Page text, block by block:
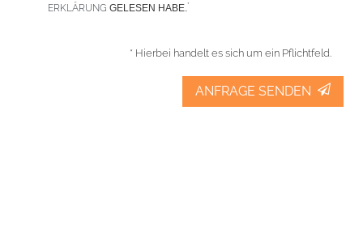
ERKLÄRUNG GELESEN HABE.*
* Hierbei handelt es sich um ein Pflichtfeld.
ANFRAGE SENDEN